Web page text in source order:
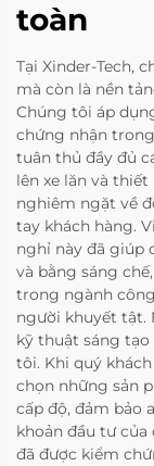
toàn
Tại Xinder-Tech,
mà còn là nền
Chúng tôi áp
chứng nhận
tuân thủ đầy đủ
lên xe lăn và
nghiêm ngặt về
tay khách hàng.
nghỉ này đã giúp
và bằng sáng
trong ngành
người khuyết tật.
kỹ thuật sáng
tôi. Khi quý
chọn những sản
cấp độ, đảm bảo
khoản đầu tư
đã được kiểm